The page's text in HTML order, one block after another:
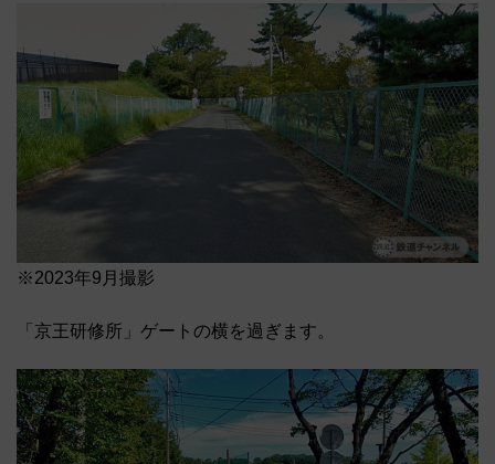
※2023年9月撮影
「京王研修所」ゲートの横を過ぎます。